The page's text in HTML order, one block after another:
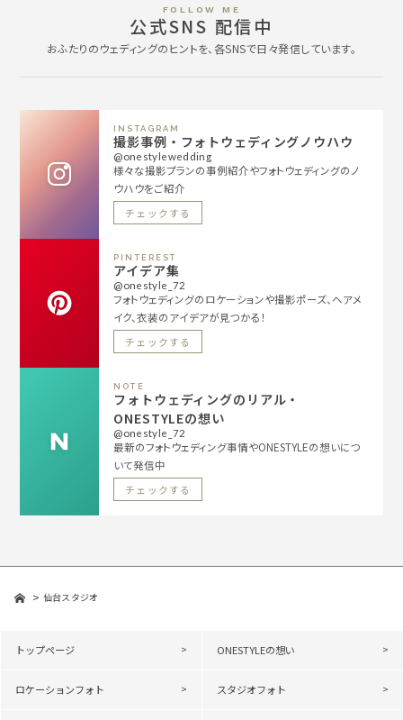
FOLLOW ME
公式SNS 配信中
おふたりのウェディングのヒントを、各SNSで日々発信しています。
INSTAGRAM
撮影事例・フォトウェディングノウハウ
@onestylewedding
様々な撮影プランの事例紹介やフォトウェディングのノ
ウハウをご紹介
チェックする
PINTEREST
アイデア集
@onestyle_72
フォトウェディングのロケーションや撮影ポーズ、ヘアメ
イク、衣装のアイデアが見つかる！
チェックする
NOTE
フォトウェディングのリアル・
ONESTYLEの想い
@onestyle_72
最新のフォトウェディング事情やONESTYLEの想いにつ
いて発信中
チェックする
仙台スタジオ
トップページ ONESTYLEの想い
ロケーションフォト スタジオフォト